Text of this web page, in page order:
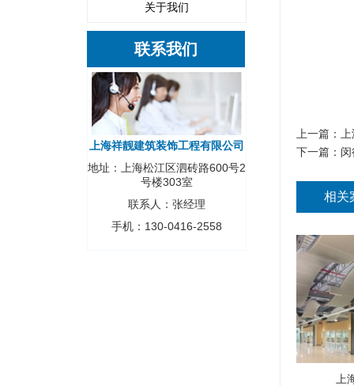
关于我们
联系我们
上海祥靓建筑装饰工程有限公司
地址：上海松江区泗砖路600号2
号楼303室
联系人：张经理
手机：130-0416-2558
上一篇：
下一篇：
相关
上